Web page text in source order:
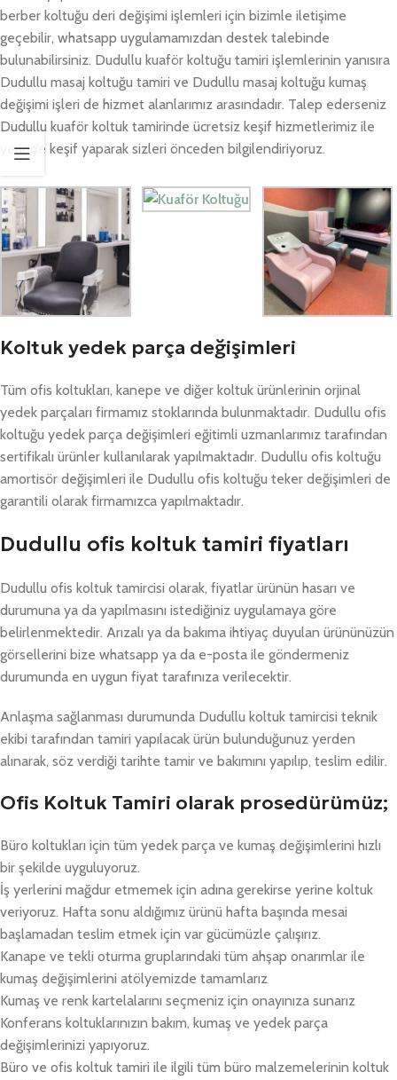
berber koltuğu deri değişimi işlemleri için bizimle iletişime
geçebilir, whatsapp uygulamamızdan destek talebinde
bulunabilirsiniz. Dudullu kuaför koltuğu tamiri işlemlerinin yanısıra
Dudullu masaj koltuğu tamiri ve Dudullu masaj koltuğu kumaş
değişimi işleri de hizmet alanlarımız arasındadır. Talep ederseniz
Dudullu kuaför koltuk tamirinde ücretsiz keşif hizmetlerimiz ile
yerinde keşif yaparak sizleri önceden bilgilendiriyoruz.
Koltuk yedek parça değişimleri
Tüm ofis koltukları, kanepe ve diğer koltuk ürünlerinin orjinal
yedek parçaları firmamız stoklarında bulunmaktadır. Dudullu ofis
koltuğu yedek parça değişimleri eğitimli uzmanlarımız tarafından
sertifikalı ürünler kullanılarak yapılmaktadır. Dudullu ofis koltuğu
amortisör değişimleri ile Dudullu ofis koltuğu teker değişimleri de
garantili olarak firmamızca yapılmaktadır.
Dudullu ofis koltuk tamiri fiyatları
Dudullu ofis koltuk tamircisi olarak, fiyatlar ürünün hasarı ve
durumuna ya da yapılmasını istediğiniz uygulamaya göre
belirlenmektedir. Arızalı ya da bakıma ihtiyaç duyulan ürününüzün
görsellerini bize whatsapp ya da e-posta ile göndermeniz
durumunda en uygun fiyat tarafınıza verilecektir.
Anlaşma sağlanması durumunda Dudullu koltuk tamircisi teknik
ekibi tarafından tamiri yapılacak ürün bulunduğunuz yerden
alınarak, söz verdiği tarihte tamir ve bakımını yapılıp, teslim edilir.
Ofis Koltuk Tamiri olarak prosedürümüz;
Büro koltukları için tüm yedek parça ve kumaş değişimlerini hızlı
bir şekilde uyguluyoruz.
İş yerlerini mağdur etmemek için adına gerekirse yerine koltuk
veriyoruz. Hafta sonu aldığımız ürünü hafta başında mesai
başlamadan teslim etmek için var gücümüzle çalışırız.
Kanape ve tekli oturma gruplarındaki tüm ahşap onarımlar ile
kumaş değişimlerini atölyemizde tamamlarız
Kumaş ve renk kartelalarını seçmeniz için onayınıza sunarız
Konferans koltuklarınızın bakım, kumaş ve yedek parça
değişimlerinizi yapıyoruz.
Büro ve ofis koltuk tamiri ile ilgili tüm büro malzemelerinin koltuk